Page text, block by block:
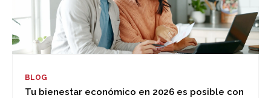
BLOG
Tu bienestar económico en 2026 es posible con